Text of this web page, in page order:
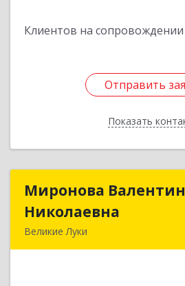
Клиентов на сопровождении
Отправить
Показать
Отправить
Назад
Миронова
Николаевна
Великие Луки